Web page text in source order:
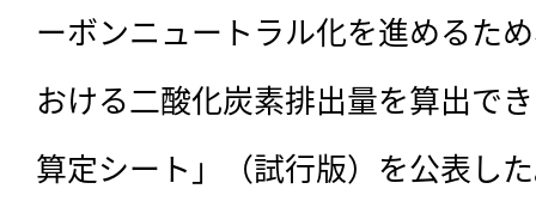
ーボンニュートラル化を進めるた
おける二酸化炭素排出量を算出で
算定シート」（試行版）を公表し